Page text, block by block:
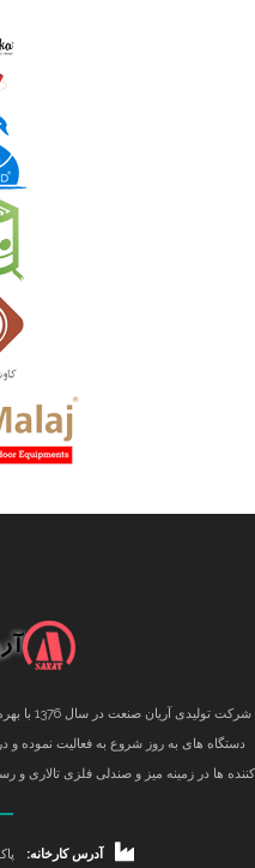
شرکت
دستگاه های به روز شروع به فعالیت نموده و
کننده ها در زمینه میز و صندلی فلزی تالاری
آدرس کارخانه: